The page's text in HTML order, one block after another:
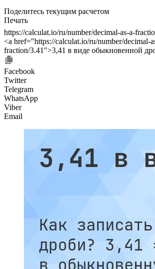
Поделитесь текущим расчетом
Печать
https://calculat.io/ru/number/decimal-as-a-
<a href="https://calculat.io/ru/number/decimal-
fraction/3.41">3,41 в виде обыкновенной
Facebook
Twitter
Telegram
WhatsApp
Viber
Email